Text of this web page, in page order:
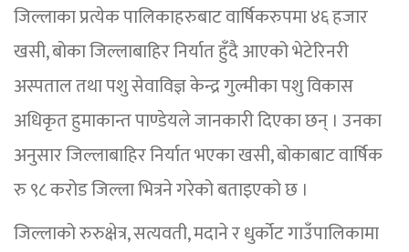
जिल्लाका प्रत्येक पालिकाहरुबाट वार्षिकरुपमा ४६ हजार
खसी, बोका जिल्लाबाहिर निर्यात हुँदै आएको भेटेरिनरी
अस्पताल तथा पशु सेवाविज्ञ केन्द्र गुल्मीका पशु विकास
अधिकृत हुमाकान्त पाण्डेयले जानकारी दिएका छन् । उनका
अनुसार जिल्लाबाहिर निर्यात भएका खसी, बोकाबाट वार्षिक
रु ९८ करोड जिल्ला भित्रने गरेको बताइएको छ ।
जिल्लाको रुरुक्षेत्र, सत्यवती, मदाने र धुर्कोट गाउँपालिकामा